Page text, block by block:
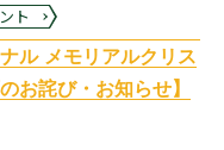
ト
ル メモリアルクリス
お詫び・お知らせ】